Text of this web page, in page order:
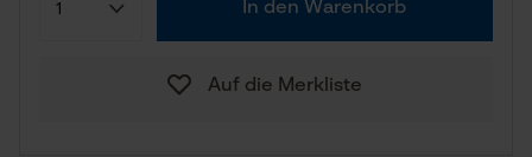
In den Warenkorb
Auf die Merkliste